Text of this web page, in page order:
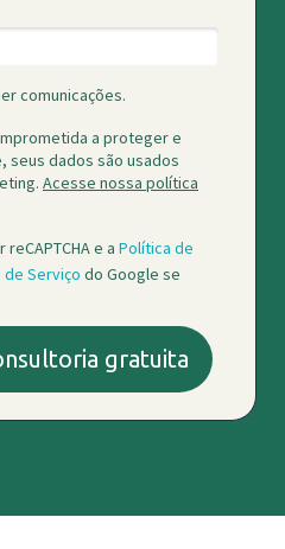
comunicações.
a proteger e
seus dados são usados
Acesse nossa política
e a Política de
de Serviço do Google se
gratuita